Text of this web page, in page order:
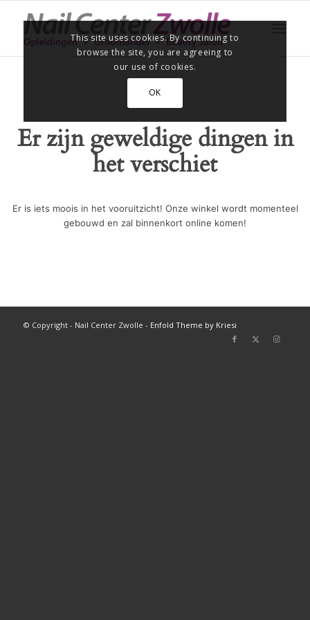
Er zijn geweldige dingen in
het verschiet
Er is iets moois in het vooruitzicht! Onze winkel wordt momenteel
gebouwd en zal binnenkort online komen!
© Copyright - Nail Center Zwolle - Enfold Theme by Kriesi
This site uses cookies. By continuing to
browse the site, you are agreeing to
our use of cookies.
OK